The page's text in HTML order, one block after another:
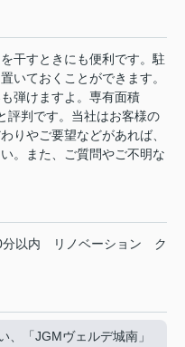
干すときにも便利です。駐
いておくことができます。
弾けますよ。専有面積
評判です。当社はお客様の
りやご要望などがあれば、
。また、ご質問やご不明な
以内 リノベーション
ク
、「JGMヴェルデ城南」